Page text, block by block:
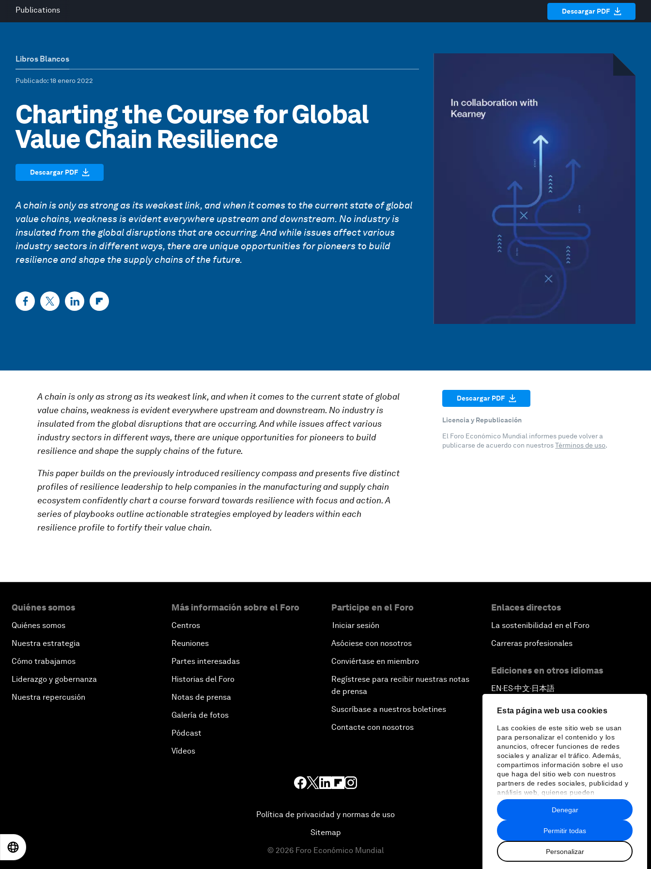
Esta página web usa cookies
Las cookies de este sitio web se usan
para personalizar el contenido y los
anuncios, ofrecer funciones de redes
sociales y analizar el tráfico. Además,
compartimos información sobre el uso
que haga del sitio web con nuestros
partners de redes sociales, publicidad y
análisis web, quienes pueden
combinarla con otra información que les
haya proporcionado o que hayan
recopilado a partir del uso que haya
hecho de sus servicios.
Permitir todas
Personalizar
Denegar
Publications Descargar PDF
Libros Blancos
Publicado: 18 enero 2022
Charting the Course for Global
Value Chain Resilience
Descargar PDF
A chain is only as strong as its weakest link, and when it comes to the current state of global
value chains, weakness is evident everywhere upstream and downstream. No industry is
insulated from the global disruptions that are occurring. And while issues affect various
industry sectors in different ways, there are unique opportunities for pioneers to build
resilience and shape the supply chains of the future.
A chain is only as strong as its weakest link, and when it comes to the current state of global
value chains, weakness is evident everywhere upstream and downstream. No industry is
insulated from the global disruptions that are occurring. And while issues affect various
industry sectors in different ways, there are unique opportunities for pioneers to build
resilience and shape the supply chains of the future.
This paper builds on the previously introduced resiliency compass and presents five distinct
profiles of resilience leadership to help companiesin the manufacturing and supply chain
ecosystemconfidently chart a course forward towards resilience with focus and action. A
series of playbooks outline actionable strategies employed by leaders within each
resilience profile to fortify their value chain.
Descargar PDF
Licencia y Republicación
El Foro Económico Mundial informes puede volver a
publicarse de acuerdo con nuestrosTérminos de uso.
Quiénes somos
Quiénes somos
Nuestra estrategia
Cómo trabajamos
Liderazgo y gobernanza
Nuestra repercusión
Más información sobre el Foro
Centros
Reuniones
Partes interesadas
Historias del Foro
Notas de prensa
Galería de fotos
Pódcast
Vídeos
Participe en el Foro
Iniciar sesión
Asóciese con nosotros
Conviértase en miembro
Regístrese para recibir nuestras notas
de prensa
Suscríbase a nuestros boletines
Contacte con nosotros
Enlaces directos
La sostenibilidad en el Foro
Carreras profesionales
Ediciones en otros idiomas
EN ▪ ES▪中文▪ 日本語
Política de privacidad y normas de uso
Sitemap
© 2026 Foro Económico Mundial